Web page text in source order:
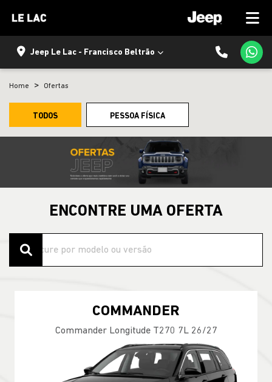
Jeep Le Lac - Francisco Beltrão
Home Ofertas
TODOS PESSOA FÍSICA
ENCONTRE UMA OFERTA
COMMANDER
Commander Longitude T270 7L 26/27